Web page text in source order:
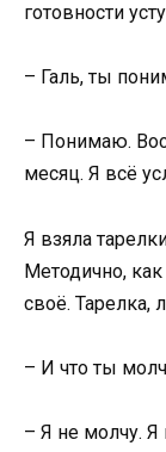
готовности
– Галь, ты
– Понимаю.
месяц. Я всё
Я взяла
Методично, как
своё. Тарелка,
– И что ты
– Я не молчу.